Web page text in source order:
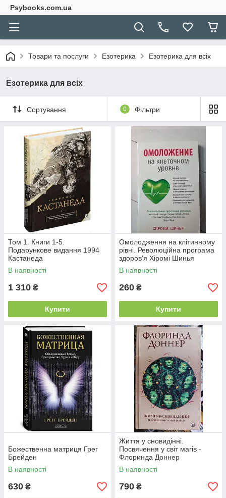
Psybooks.com.ua
Товари та послуги Езотерика Езотерика для всіх
Езотерика для всіх
Сортування 0 Фільтри
Том 1. Книги 1-5.
Подарункове видання 1994
Кастанеда
В наявності
1 310 ₴
Купити
Омолодження на клітинному
рівні. Революційна програма
здоров'я Хіромі Шинья
В наявності
260 ₴
Купити
Божественна матриця Грег
Брейден
В наявності
630 ₴
Життя у сновидінні.
Посвячення у світ магів -
Флоринда Доннер
В наявності
790 ₴